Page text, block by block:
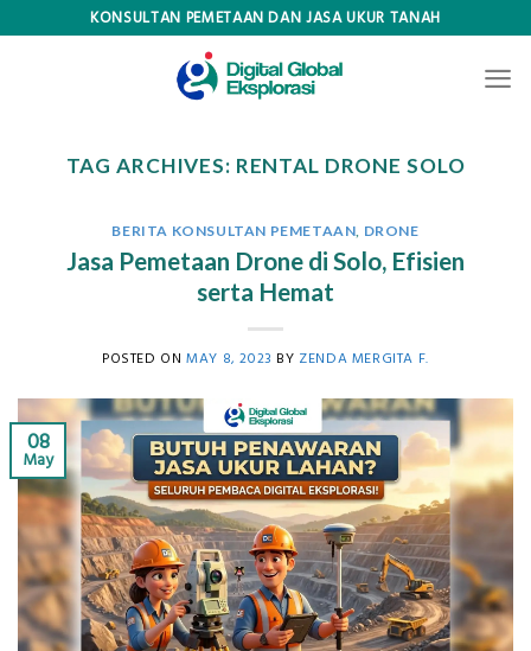
KONSULTAN PEMETAAN DAN JASA UKUR TANAH
TAG ARCHIVES: RENTAL DRONE SOLO
BERITA KONSULTAN PEMETAAN DRONE
Jasa Pemetaan Drone di Solo, Efisien
serta Hemat
POSTED ONMAY 8, 2023 BY ZENDA MERGITA F.
08
May